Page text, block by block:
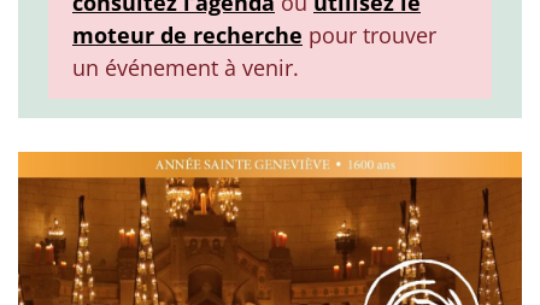
moteur de recherche pour trouver
un événement à venir.